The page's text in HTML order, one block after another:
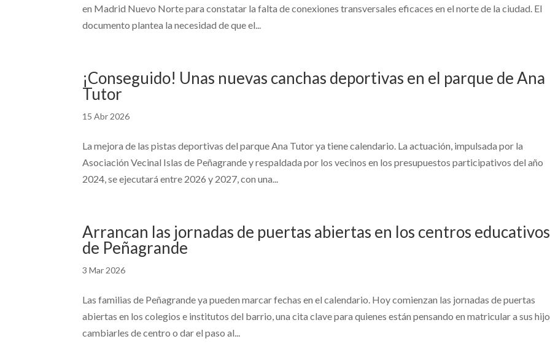
en Madrid Nuevo Norte para constatar la falta de conexiones transversales eficaces en el norte de la ciudad. El
documento plantea la necesidad de que el...
¡Conseguido! Unas nuevas canchas deportivas en el parque de Ana
Tutor
15 Abr 2026
La mejora de las pistas deportivas del parque Ana Tutor ya tiene calendario. La actuación, impulsada por la
Asociación Vecinal Islas de Peñagrande y respaldada por los vecinos en los presupuestos participativos del año
2024, se ejecutará entre 2026 y 2027, con una...
Arrancan las jornadas de puertas abiertas en los centros educativos
de Peñagrande
3 Mar 2026
Las familias de Peñagrande ya pueden marcar fechas en el calendario. Hoy comienzan las jornadas de puertas
abiertas en los colegios e institutos del barrio, una cita clave para quienes están pensando en matricular a sus
cambiarles de centro o dar el paso al...